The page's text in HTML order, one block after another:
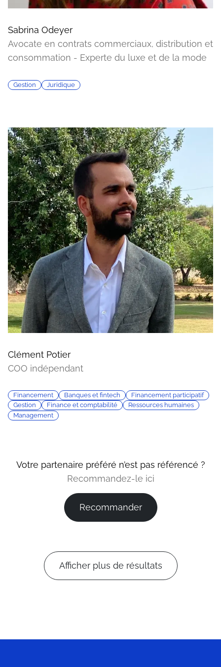
Sabrina Odeyer
Avocate en contrats commerciaux, distribution et
consommation - Experte du luxe et de la mode
Gestion Juridique
Clément Potier
COO indépendant
Financement Banques et fintech
Financement participatif
Gestion
Finance et comptabilité
Ressources humaines
Management
Votre partenaire préféré n’est pas référencé ?
Recommandez-le ici
Recommander
Afficher plus de résultats